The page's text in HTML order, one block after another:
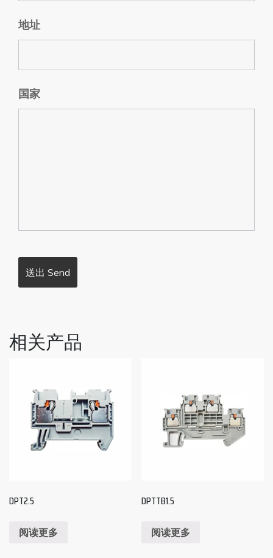
地址
国家
相关产品
DPT2.5
阅读更多
DPTTB1.5
阅读更多